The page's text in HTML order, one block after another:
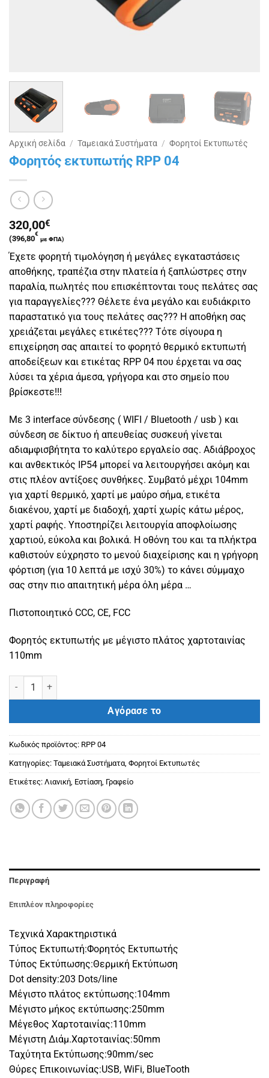
Αρχική σελίδα / Ταμειακά Συστήματα / Φορητοί Εκτυπωτές
Φορητός εκτυπωτής RPP 04
320,00€
(396,80
€
με ΦΠΑ)
Έχετε φορητή τιμολόγηση ή μεγάλες εγκαταστάσεις
αποθήκης, τραπέζια στην πλατεία ή ξαπλώστρες στην
παραλία, πωλητές που επισκέπτονται τους πελάτες σας
για παραγγελίες??? Θέλετε ένα μεγάλο και ευδιάκριτο
παραστατικό για τους πελάτες σας??? Η αποθήκη σας
χρειάζεται μεγάλες ετικέτες??? Τότε σίγουρα η
επιχείρηση σας απαιτεί το φορητό θερμικό εκτυπωτή
αποδείξεων και ετικέτας RPP 04 που έρχεται να σας
λύσει τα χέρια άμεσα, γρήγορα και στο σημείο που
βρίσκεστε!!!
Με 3 interface σύνδεσης ( WIFI / Bluetooth / usb ) και
σύνδεση σε δίκτυο ή απευθείας συσκευή γίνεται
αδιαμφισβήτητα το καλύτερο εργαλείο σας. Αδιάβροχος
και ανθεκτικός IP54 μπορεί να λειτουργήσει ακόμη και
στις πλέον αντίξοες συνθήκες. Συμβατό μέχρι 104mm
για χαρτί θερμικό, χαρτί με μαύρο σήμα, ετικέτα
διακένου, χαρτί με διαδοχή, χαρτί χωρίς κάτω μέρος,
χαρτί ραφής. Υποστηρίζει λειτουργία αποφλοίωσης
χαρτιού, εύκολα και βολικά. Η οθόνη του και τα πλήκτρα
καθιστούν εύχρηστο το μενού διαχείρισης και η γρήγορη
φόρτιση (για 10 λεπτά με ισχύ 30%) το κάνει σύμμαχο
σας στην πιο απαιτητική μέρα όλη μέρα …
Πιστοποιητικό CCC, CE, FCC
Φορητός εκτυπωτής με μέγιστο πλάτος χαρτοταινίας
110mm
Φορητός εκτυπωτής RPP 04 ποσότητα
Αγόρασε το
Κωδικός προϊόντος: RPP 04
Κατηγορίες: Ταμειακά Συστήματα, Φορητοί Εκτυπωτές
Ετικέτες: Λιανική, Εστίαση, Γραφείο
Περιγραφή
Επιπλέον πληροφορίες
Τεχνικά Χαρακτηριστικά
Τύπος Εκτυπωτή:Φορητός Εκτυπωτής
Τύπος Εκτύπωσης:Θερμική Εκτύπωση
Dot density:203 Dots/line
Μέγιστο πλάτος εκτύπωσης:104mm
Μέγιστο μήκος εκτύπωσης:250mm
Μέγεθος Χαρτοταινίας:110mm
Μέγιστη Διάμ.Χαρτοταινίας:50mm
Ταχύτητα Εκτύπωσης:90mm/sec
Θύρες Επικοινωνίας:USB, WiFi, BlueTooth